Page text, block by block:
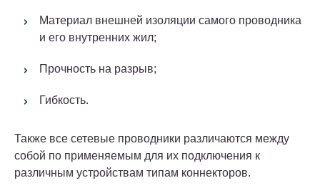
Материал внешней изоляции самого проводника
и его внутренних жил;
Прочность на разрыв;
Гибкость.
Также все сетевые проводники различаются между
собой по применяемым для их подключения к
различным устройствам типам коннекторов.